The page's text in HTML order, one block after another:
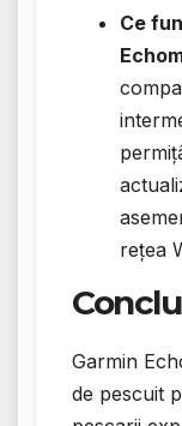
Ce
rețea
Garmin
de pescuit